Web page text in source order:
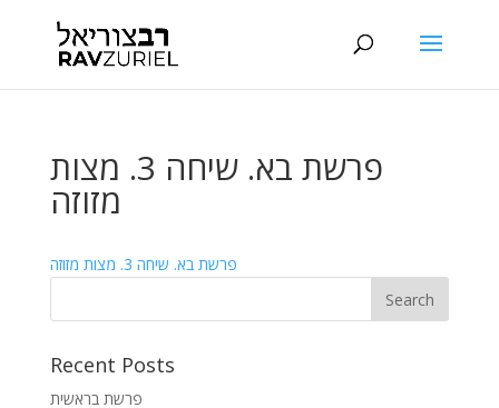
פרשת בא. שיחה 3. מצות
מזוזה
פרשת בא. שיחה 3. מצות מזוזה
Recent Posts
פרשת בראשית